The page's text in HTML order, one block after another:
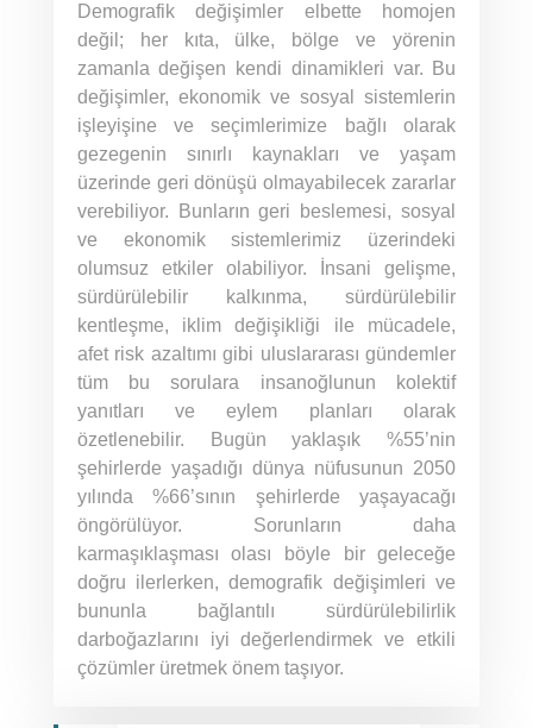
Demografik değişimler elbette homojen
değil; her kıta, ülke, bölge ve yörenin
zamanla değişen kendi dinamikleri var. Bu
değişimler, ekonomik ve sosyal sistemlerin
işleyişine ve seçimlerimize bağlı olarak
gezegenin sınırlı kaynakları ve yaşam
üzerinde geri dönüşü olmayabilecek zararlar
verebiliyor. Bunların geri beslemesi, sosyal
ve ekonomik sistemlerimiz üzerindeki
olumsuz etkiler olabiliyor. İnsani gelişme,
sürdürülebilir kalkınma, sürdürülebilir
kentleşme, iklim değişikliği ile mücadele,
afet risk azaltımı gibi uluslararası gündemler
tüm bu sorulara insanoğlunun kolektif
yanıtları ve eylem planları olarak
özetlenebilir. Bugün yaklaşık %55’nin
şehirlerde yaşadığı dünya nüfusunun 2050
yılında %66’sının şehirlerde yaşayacağı
öngörülüyor. Sorunların daha
karmaşıklaşması olası böyle bir geleceğe
doğru ilerlerken, demografik değişimleri ve
bununla bağlantılı sürdürülebilirlik
darboğazlarını iyi değerlendirmek ve etkili
çözümler üretmek önem taşıyor.